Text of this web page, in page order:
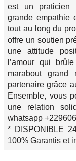
est un praticien
grande empathie
tout au long du
offre un soutien
une attitude
l’amour qui
marabout
partenaire grâce
Ensemble, vous
une relation
whatsapp
* DISPONIBLE
100% Garantis et